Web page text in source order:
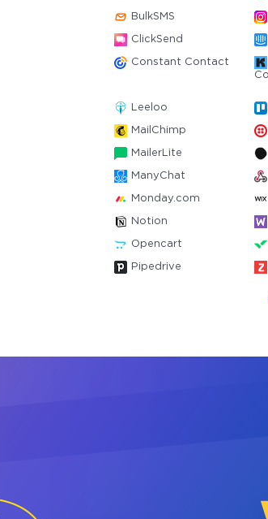
BulkSMS
ClickSend
Constant Contact
Leeloo
MailChimp
MailerLite
ManyChat
Monday.com
Notion
Opencart
Pipedrive